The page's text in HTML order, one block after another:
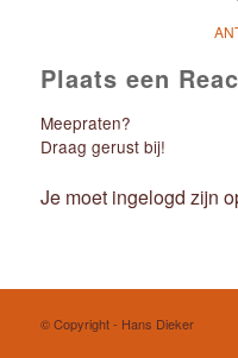
Plaats een
Meepraten?
Draag gerust bij!
Je moet ingelogd zijn
© Copyright - Hans Dieker